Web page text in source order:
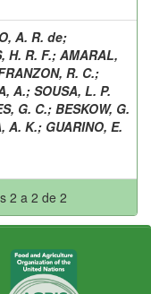
A. R. de;
H. R. F.; AMARAL,
R. C.;
A.; SOUSA, L. P.
G. C.; BESKOW, G.
A. K.; GUARINO, E.
2 a 2 de 2